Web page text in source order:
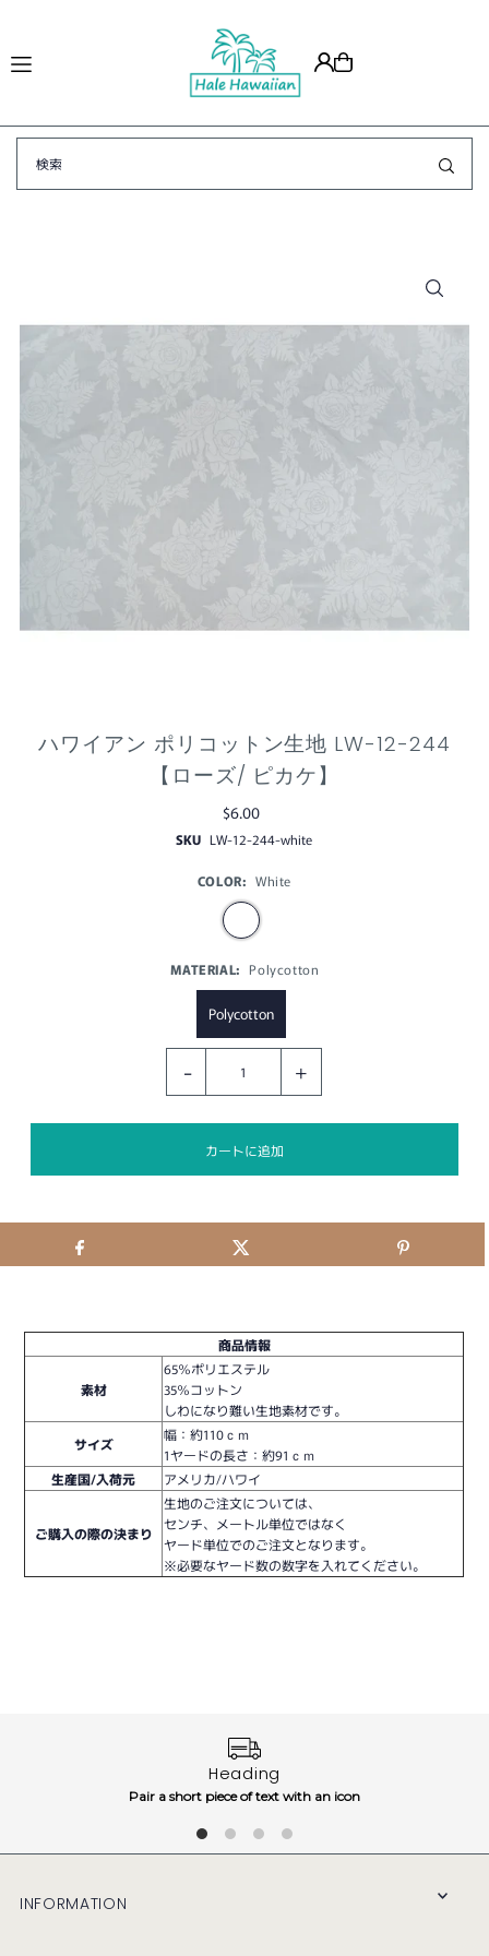
Translation missing: ja.accessibility.skip_to_text
ハワイアン ポリコットン生地 LW-12-244
【ローズ/ ピカケ】
$6.00
SKU LW-12-244-white
COLOR: White
MATERIAL: Polycotton
Polycotton
- +
商品情報
素材
65％ポリエステル
35％コットン
しわになり難い生地素材です。
サイズ
幅：約110ｃｍ
1ヤードの長さ：約91ｃｍ
生産国/入荷元
アメリカ/ハワイ
ご購入の際の決まり
生地のご注文については、
センチ、メートル単位ではなく
ヤード単位でのご注文となります。
※必要なヤード数の数字を入れてください。
Heading
Pair a short piece of text with an icon
INFORMATION